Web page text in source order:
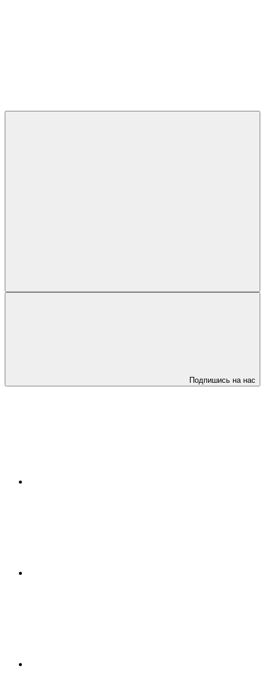
Подпишись на нас